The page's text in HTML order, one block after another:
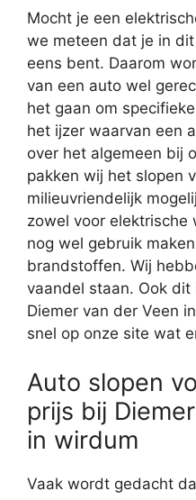
Mocht je een
we meteen dat je in
eens bent. Daarom
van een auto wel
het gaan om
het ijzer waarvan een
over het algemeen bij
pakken wij het slopen
milieuvriendelijk
zowel voor elektrische
nog wel gebruik
brandstoffen. Wij
vaandel staan. Ook
Diemer van der Veen
snel op onze site wat
Auto slopen
prijs bij
in wirdum
Vaak wordt gedacht